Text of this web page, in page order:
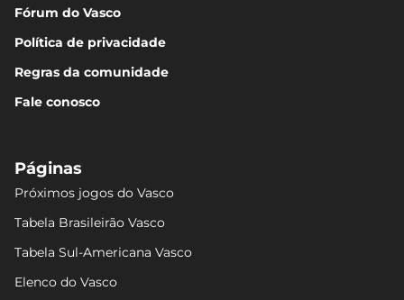
Fórum do Vasco
Política de privacidade
Regras da comunidade
Fale conosco
Páginas
Próximos jogos do Vasco
Tabela Brasileirão Vasco
Tabela Sul-Americana Vasco
Elenco do Vasco